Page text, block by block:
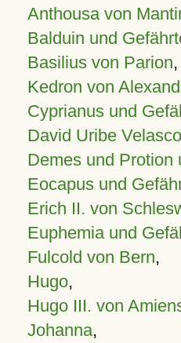
Anthousa von
Balduin und
Basilius von Parion,
Kedron von
Cyprianus und
David Uribe Velasco
Demes und Protion
Eocapus und
Erich II. von
Euphemia und
Fulcold von Bern,
Hugo,
Hugo III. von
Johanna,